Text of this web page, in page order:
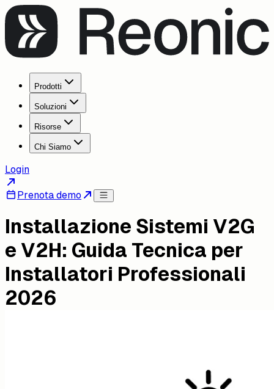
Prodotti
Soluzioni
Risorse
Chi Siamo
Login
Prenota demo
Installazione Sistemi V2G
e V2H: Guida Tecnica per
Installatori Professionali
2026